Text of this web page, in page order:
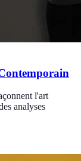
l'art
analyses